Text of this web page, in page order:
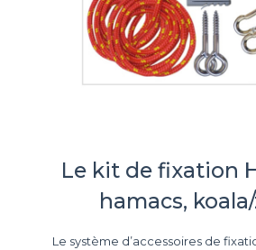
Le kit de fixation
hamacs, koala/
Le système d’accessoires de